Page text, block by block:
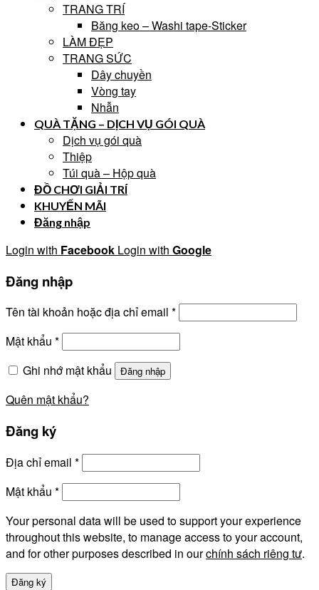
TRANG TRÍ
Băng keo – Washi tape-Sticker
LÀM ĐẸP
TRANG SỨC
Dây chuyền
Vòng tay
Nhẫn
QUÀ TẶNG – DỊCH VỤ GÓI QUÀ
Dịch vụ gói quà
Thiệp
Túi quà – Hộp quà
ĐỒ CHƠI GIẢI TRÍ
KHUYẾN MÃI
Đăng nhập
Login with Facebook Login with Google
Đăng nhập
Tên tài khoản hoặc địa chỉ email *
Mật khẩu *
Ghi nhớ mật khẩu
Đăng nhập
Quên mật khẩu?
Đăng ký
Địa chỉ email *
Mật khẩu *
Your personal data will be used to support your experience
throughout this website, to manage access to your account,
and for other purposes described in ourchính sách riêng tư.
Đăng ký